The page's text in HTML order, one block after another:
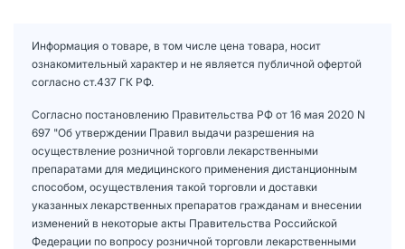
Информация о товаре, в том числе цена товара, носит
ознакомительный характер и не является публичной офертой
согласно ст.437 ГК РФ.
Согласно постановлению Правительства РФ от 16 мая 2020 N
697 "Об утверждении Правил выдачи разрешения на
осуществление розничной торговли лекарственными
препаратами для медицинского применения дистанционным
способом, осуществления такой торговли и доставки
указанных лекарственных препаратов гражданам и внесении
изменений в некоторые акты Правительства Российской
Федерации по вопросу розничной торговли лекарственными